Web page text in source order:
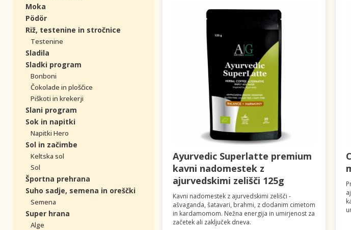
Moka
Pödör
Riž, testenine in stročnice
Testenine
Sladila
Sladki program
Bonboni
Čokolade in ploščice
Piškoti in krekerji
Slani program
Sok in napitki
Napitki Hero
Sol in začimbe
Keltska sol
Sol
Športna prehrana
Suho sadje, semena in oreščki
Semena
Super hrana
Alge
Ayurvedic Superlatte premium
kavni nadomestek z
ajurvedskimi zelišči 125g
Kavni nadomestek z ajurvedskimi zelišči -
ašvaganda, šatavari, brahmi, z dodanim cimetom
in kardamomom. Nežna energija in umirjenost za
začetek ali zaključek dneva.